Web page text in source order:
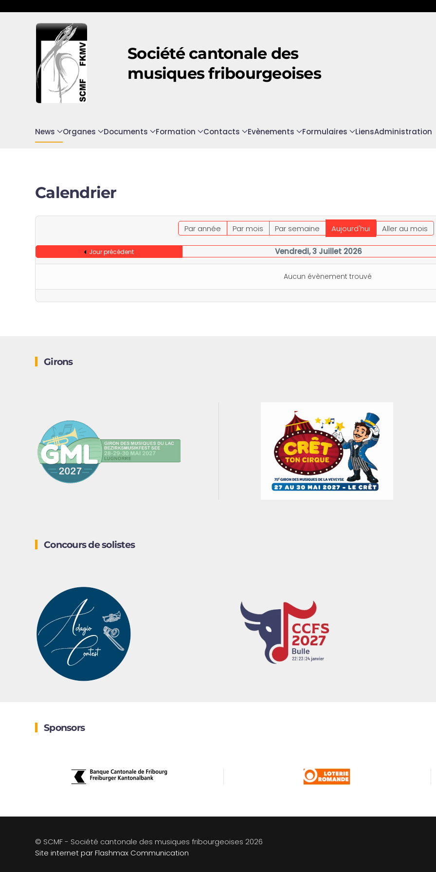
Accéder au contenu principal
Société cantonale des
musiques fribourgeoises
News Organes Documents Formation Contacts Evènements Formulaires LiensAdministration
Calendrier
Par année Par mois Par semaine Aujourd'hui Aller au mois
Jour précédent Vendredi, 3 Juillet 2026
Aucun évènement trouvé
Girons
Concours de solistes
Sponsors
© SCMF - Société cantonale des musiques fribourgeoises 2026
Site internet par Flashmax Communication